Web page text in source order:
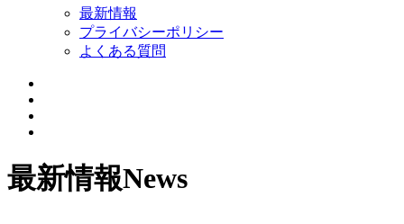
最新情報
プライバシーポリシー
よくある質問
最新情報News